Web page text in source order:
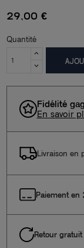
29,00 €
Quantité
Fidélité
En savoir
Livraison en
Paiement en
Retour